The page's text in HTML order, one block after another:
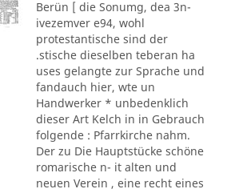
Berün [ die Sonumg, dea 3n-
ivezemver e94, wohl
protestantische sind der
.stische dieselben teberan ha
uses gelangte zur Sprache und
fandauch hier, wte un
Handwerker * unbedenklich
dieser Art Kelch in in Gebrauch
folgende : Pfarrkirche nahm.
Der zu Die Hauptstücke schöne
romarische n- it alten und
neuen Verein , eine recht eines